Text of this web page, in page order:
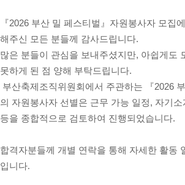
『2026 부산 밀 페스티벌 』자원봉사자 모집
해주신 모든 분들께 감사드립니다.
많은 분들이 관심을 보내주셨지만, 아쉽게도
못하게 된 점 양해 부탁드립니다.
부산축제조직위원회에서 주관하는
『2026
의 자원봉사자 선별은 근무 가능 일정, 자기소
등을 종합적으로 검토하여 진행되었습니다.
합격자분들께 개별 연락을 통해 자세한 활동
입니다.